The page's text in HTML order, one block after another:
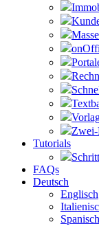
Tutorials
FAQs
Deutsch
Englisch
Spanisch